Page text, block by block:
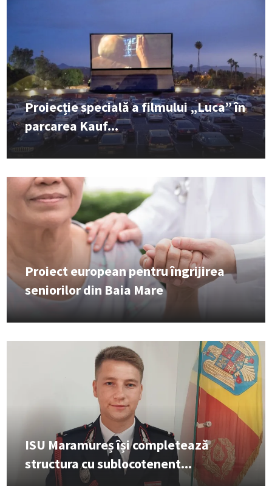
Proiecție specială a filmului „Luca” în
parcarea Kauf...
Proiect european pentru îngrijirea
seniorilor din Baia Mare
ISU Maramureș își completează
structura cu sublocotenent...